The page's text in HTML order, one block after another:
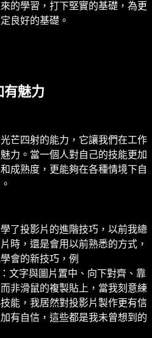
的學習，打下堅實的基礎，為更
良好的基礎。
有魅力
芒四射的能力，它讓我們在工作
力。當一個人對自己的技能更加
成熟度，更能夠在各種情境下自
了投影片的進階技巧，以前我總
時，還是會用以前熟悉的方式，
會的新技巧，例
文字與圖片置中、向下對齊、靠
非滑鼠的複製貼上，當我刻意練
能，我居然對投影片製作更有信
有自信，這些都是我未曾想到的